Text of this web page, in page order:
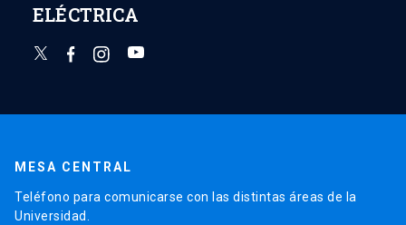
ELÉCTRICA
MESA CENTRAL
Teléfono para comunicarse con las distintas áreas de la
Universidad.